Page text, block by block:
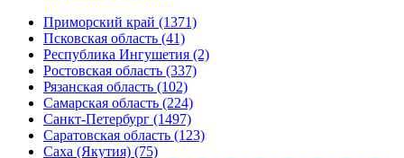
Приморский край (1371)
Псковская область (41)
Республика Ингушетия (2)
Ростовская область (337)
Рязанская область (102)
Самарская область (224)
Санкт-Петербург (1497)
Саратовская область (123)
Саха (Якутия) (75)